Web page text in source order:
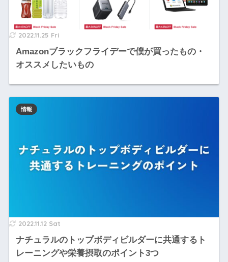
2022.11.25 Fri
Amazonブラックフライデーで僕が買ったもの・
オススメしたいもの
2022.11.12 Sat
ナチュラルのトップボディビルダーに共通するト
レーニングや栄養摂取のポイント3つ
情報